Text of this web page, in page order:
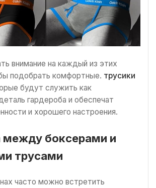
внимание на каждый из этих
подобрать комфортные. трусики
будут служить как
гардероба и обеспечат
и хорошего настроения.
между боксерами и
трусами
часто можно встретить